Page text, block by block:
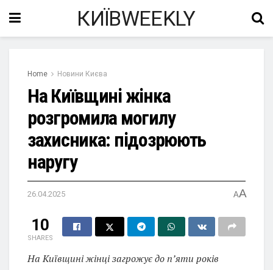
КИЇВWEEKLY
Home Новини Києва
На Київщині жінка
розгромила могилу
захисника: підозрюють
наругу
26.04.2025 AA
10
SHARES
На Київщині жінці загрожує до п’яти років